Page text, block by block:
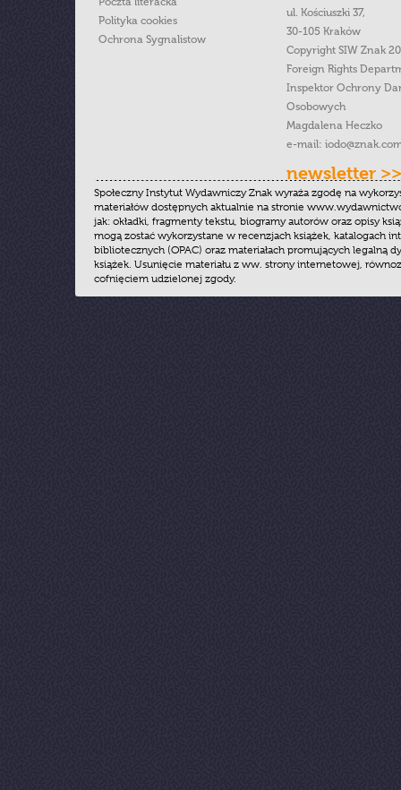
Polityka cookies
Ochrona Sygnalistow
ul. Kościuszki 37,
30-105 Kraków
Copyright SIW Znak
Foreign Rights
Inspektor Ochrony
Osobowych
Magdalena Heczko
e-mail:
newsletter >>
Społeczny Instytut Wydawniczy Znak wyraża zgodę na
materiałów dostępnych aktualnie na stronie
jak: okładki, fragmenty tekstu, biogramy autorów oraz opisy
mogą zostać wykorzystane w recenzjach książek, katalogach
bibliotecznych (OPAC) oraz materiałach promujących legalną
książek. Usunięcie materiału z ww. strony internetowej,
cofnięciem udzielonej zgody.